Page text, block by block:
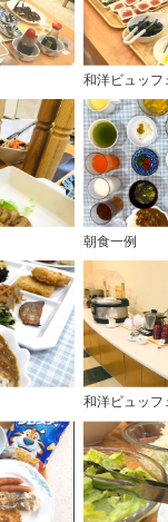
和洋ビュッフ
朝食一例
和洋ビュッフ